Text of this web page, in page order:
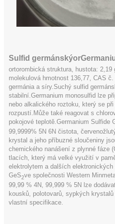
Sulfid germánskýor
ortorombická struktura, hustota: 2,19
molekulová hmotnost 136,77, CAS
germánia a síry.Suchý sulfid
stabilní.Germanium monosulfid lze
nebo alkalického roztoku, který se
rozpustí.Může také reagovat s
pokojové teplotě.Germanium Sulfide
99,9999% 5N 6N čistota,
krystal a jeho příbuzné sloučeniny
chemického nanášení z plynné fáze
tlacích, který má velké využití v
elektrolytem a dalších
GeS2ve společnosti Western
99,99 % 4N, 99,999 % 5N lze
kousků, polotovarů, sypkých
vlastní specifikace.